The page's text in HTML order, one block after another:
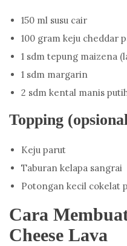
150 ml susu cair
100 gram keju cheddar
1 sdm tepung maizena
1 sdm margarin
2 sdm kental manis
Topping
Keju parut
Taburan kelapa sangrai
Potongan kecil cokelat
Cara
Cheese Lava